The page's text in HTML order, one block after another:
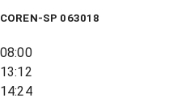
COREN-SP 063018
08:00
13:12
14:24